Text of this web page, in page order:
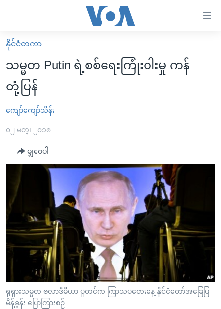
လွယ်ကူ
စေ
သည့်
Link
များ
ပင်မ
ကြည့်
ပင်မ
အ
ညွန်း
စာမျက်နှာ
ကြည့်
ရန်
မူလစာမျက်နှာ
မြန်မာ
ကမ္ဘာ့သတင်းများ
နိုင်ငံတကာ
အစ္စရေး-ပါလက်စတိုင်း
ဗွီဒီယို
အင်္ဂလိပ်စာလေ့လာမယ်
အမေရိကန်သုံးအီဒီယံ
မကြေးမုံရဲ့ အင်္ဂလိပ်စာ
ရုပ်ရှင်ထဲက အင်္ဂလိပ်စာ
သုတပဒေသာ အင်္ဂလိပ်စာ
အပတ်စဉ်ကဏ္ဍများ
ရေဒီယို
တီဗွီ
ရေဒီယိုနှင့်ရုပ်သံ အချက်အလက်များ
ရေဒီယို/တီဗွီအစီအစဉ်
Learning English
ဗွီအိုအေ လူမှုကွန်ယက်များ
နိုင်ငံတကာ
သမ္မတ Putin ရဲ့စစ်ရေးကြုံးဝါးမှု ကန်
တုံ့ပြန်
ကျော်ကျော်သိန်း
၀၂ မတ္၊ ၂၀၁၈
မျှဝေပါ
ရုရှားသမ္မတ ဗလာဒီမီယာ ပူတင်က ကြာသပတေးနေ့ နိုင်ငံတော်အခြေပြ
မိန့်ခွန်း ပြောကြားစဉ်